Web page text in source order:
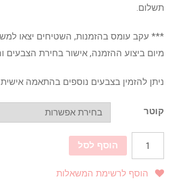
תשלום.
מיום ביצוע ההזמנה, אישור בחירת
ניתן להזמין בצבעים נוספים בהתאמה
קוטר
הוסף לסל
הוסף לרשימת המשאלות